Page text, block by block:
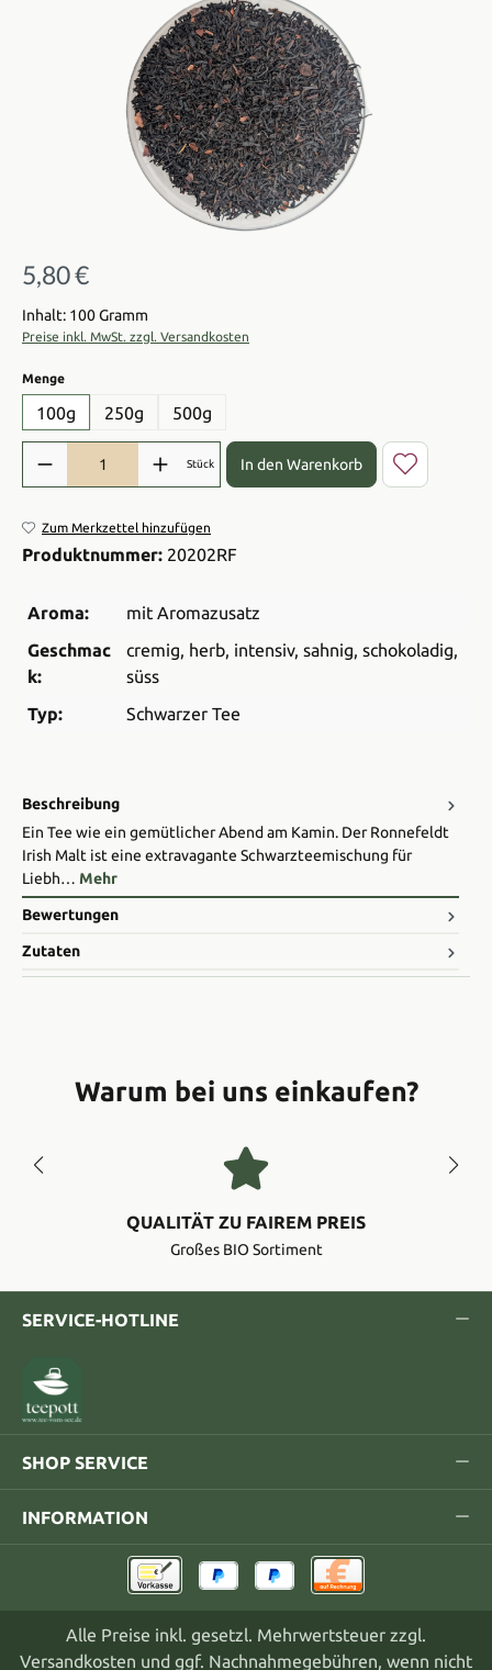
Regulärer Preis:
5,80 €
Inhalt: 100 Gramm
Preise inkl. MwSt. zzgl. Versandkosten
Mengeauswählen
100g 250g 500g
Produkt Anzahl: Gib den gewünschten Wert ein oder benutze die
Stück In den Warenkorb
Zum Merkzettel hinzufügen
Produktnummer: 20202RF
Aroma:
mit Aromazusatz
Geschmac
k:
cremig, herb, intensiv, sahnig, schokoladig,
süss
Typ:
Schwarzer Tee
Beschreibung
Ein Tee wie ein gemütlicher Abend am Kamin. Der Ronnefeldt
Irish Malt ist eine extravagante Schwarzteemischung für
Liebh… Mehr
Bewertungen
Zutaten
Warum bei uns einkaufen?
QUALITÄT ZU FAIREM PREIS
Großes BIO Sortiment
SERVICE-HOTLINE
SHOP SERVICE
INFORMATION
Alle Preise inkl. gesetzl. Mehrwertsteuer zzgl.
Versandkosten und ggf. Nachnahmegebühren, wenn nicht